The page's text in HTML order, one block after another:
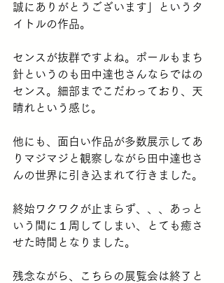
誠にありがとうございます」というタ
イトルの作品。
センスが抜群ですよね。ポールもまち
針というのも田中達也さんならではの
センス。細部までこだわっており、天
晴れという感じ。
他にも、面白い作品が多数展示してあ
りマジマジと観察しながら田中達也さ
んの世界に引き込まれて行きました。
終始ワクワクが止まらず、、、あっと
いう間に１周してしまい、とても癒さ
せた時間となりました。
残念ながら、こちらの展覧会は終了と